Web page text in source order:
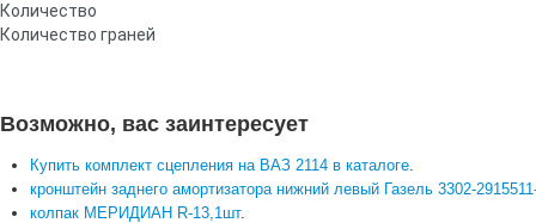
Количество
Количество граней
Возможно, вас заинтересует
Купить комплект сцепления на ВАЗ 2114 в каталоге.
кронштейн заднего амортизатора нижний левый Газель 3302-
колпак МЕРИДИАН R-13,1шт.